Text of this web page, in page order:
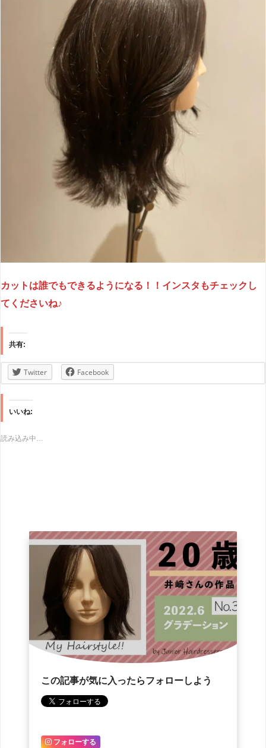
カットは誰でもできるようになる！！インスタもチェックし
てくださいね♪
共有:
Twitter Facebook
いいね:
読み込み中…
この記事が気に入ったらフォローしよう
フォローする